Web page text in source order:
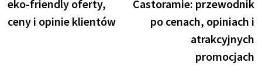
eko-friendly oferty,
ceny i opinie klientów
Castoramie: przewodnik
po cenach, opiniach i
atrakcyjnych
promocjach